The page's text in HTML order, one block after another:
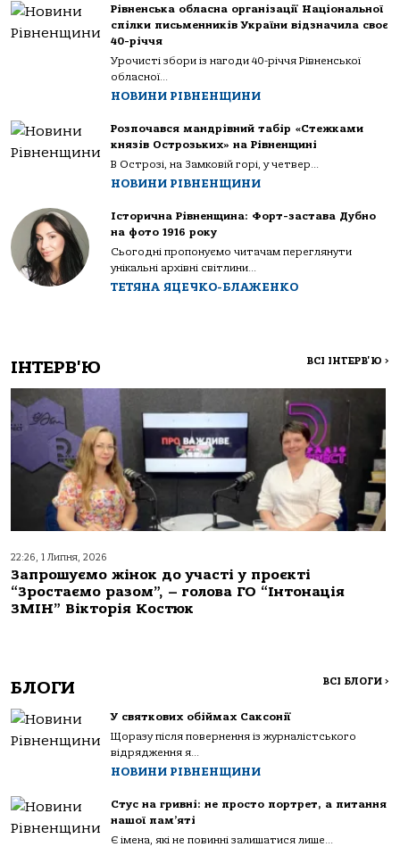
Рівненська обласна організації Національної
спілки письменників України відзначила своє
40-річчя
Урочисті збори із нагоди 40-річчя Рівненської
обласної...
НОВИНИ РІВНЕНЩИНИ
Розпочався мандрівний табір «Стежками
князів Острозьких» на Рівненщині
В Острозі, на Замковій горі, у четвер...
НОВИНИ РІВНЕНЩИНИ
Історична Рівненщина: Форт-застава Дубно
на фото 1916 року
Сьогодні пропонуємо читачам переглянути
унікальні архівні світлини...
ТЕТЯНА ЯЦЕЧКО-БЛАЖЕНКО
ІНТЕРВ'Ю ВСІ ІНТЕРВ'Ю >
22:26, 1 Липня, 2026
Запрошуємо жінок до участі у проєкті
“Зростаємо разом”, – голова ГО “Інтонація
ЗМІН” Вікторія Костюк
БЛОГИ ВСІ БЛОГИ >
У святкових обіймах Саксонії
Щоразу після повернення із журналістського
відрядження я...
НОВИНИ РІВНЕНЩИНИ
Стус на гривні: не просто портрет, а питання
нашої пам’яті
Є імена, які не повинні залишатися лише...